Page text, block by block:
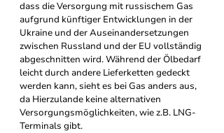
dass die Versorgung mit russischem Gas
aufgrund künftiger Entwicklungen in der
Ukraine und der Auseinandersetzungen
zwischen Russland und der EU vollständig
abgeschnitten wird. Während der Ölbedarf
leicht durch andere Lieferketten gedeckt
werden kann, sieht es bei Gas anders aus,
da Hierzulande keine alternativen
Versorgungsmöglichkeiten, wie z.B. LNG-
Terminals gibt.